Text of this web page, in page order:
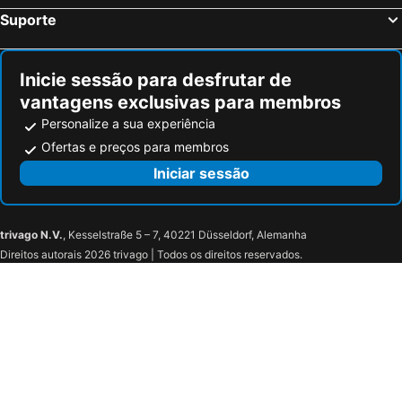
Suporte
Inicie sessão para desfrutar de
vantagens exclusivas para membros
Personalize a sua experiência
Ofertas e preços para membros
Iniciar sessão
trivago N.V., Kesselstraße 5 – 7, 40221 Düsseldorf, Alemanha
Direitos autorais 2026 trivago | Todos os direitos reservados.